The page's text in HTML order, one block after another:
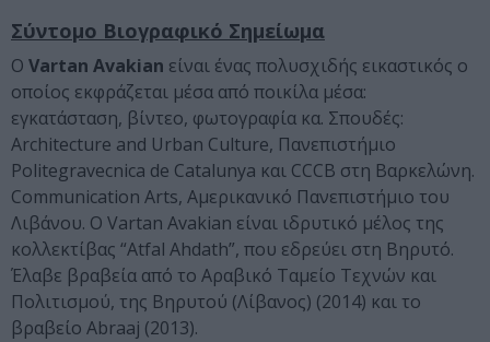
Σύντομο Βιογραφικό Σημείωμα
Ο Vartan Avakian είναι ένας πολυσχιδής εικαστικός ο
οποίος εκφράζεται μέσα από ποικίλα μέσα:
εγκατάσταση, βίντεο, φωτογραφία κα. Σπουδές:
Architecture and Urban Culture, Πανεπιστήμιο
Politegravecnica de Catalunya και CCCB στη Βαρκελώνη.
Communication Arts, Αμερικανικό Πανεπιστήμιο του
Λιβάνου. Ο Vartan Avakian είναι ιδρυτικό μέλος της
κολλεκτίβας “Atfal Ahdath”, που εδρεύει στη Βηρυτό.
Έλαβε βραβεία από το Αραβικό Ταμείο Τεχνών και
Πολιτισμού, της Βηρυτού (Λίβανος) (2014) και το
βραβείο Abraaj (2013).